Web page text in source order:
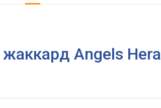
жаккард Angels Hera